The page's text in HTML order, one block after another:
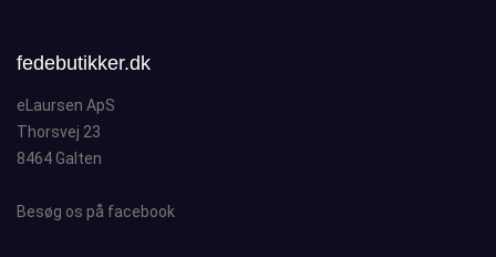
fedebutikker.dk
eLaursen ApS
Thorsvej 23
8464 Galten
Besøg os på facebook